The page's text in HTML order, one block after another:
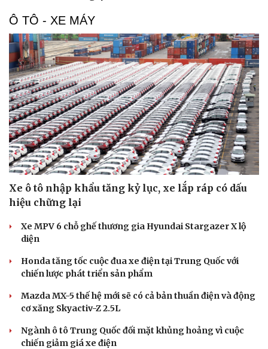
Du lịch
Tư vấn
Săn Tour
check-in
Podcast
Câu chuyện thời sự
Đọc truyện đêm khuya
Hạt giống tâm hồn
Ô TÔ - XE MÁY
Xe ô tô nhập khẩu tăng kỷ lục, xe lắp ráp có dấu
hiệu chững lại
Xe MPV 6 chỗ ghế thương gia Hyundai Stargazer X lộ
diện
Honda tăng tốc cuộc đua xe điện tại Trung Quốc với
chiến lược phát triển sản phẩm
Mazda MX-5 thế hệ mới sẽ có cả bản thuần điện và động
cơ xăng Skyactiv-Z 2.5L
Ngành ô tô Trung Quốc đối mặt khủng hoảng vì cuộc
chiến giảm giá xe điện